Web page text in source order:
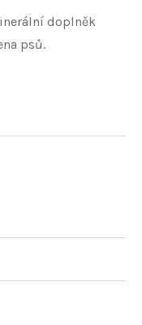
doplněk
psů.